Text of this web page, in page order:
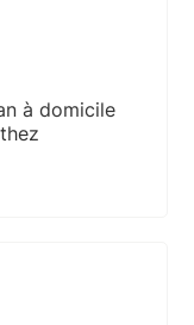
à domicile